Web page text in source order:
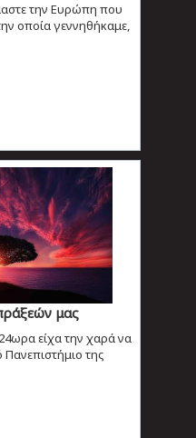
την Ευρώπη που
οποία γεννηθήκαμε,
μας
είχα την χαρά να
της